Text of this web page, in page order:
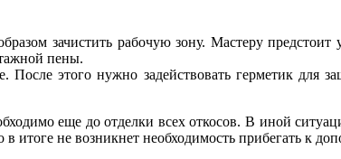
зачистить рабочую зону. Мастеру предстоит
пены.
этого нужно задействовать герметик для
еще до отделки всех откосов. В иной
итоге не возникнет необходимость прибегать к